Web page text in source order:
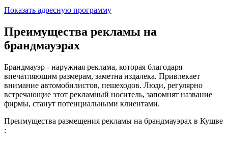
Показать адресную программу
Преимущества рекламы на
брандмауэрах
Брандмауэр - наружная реклама, которая благодаря
впечатляющим размерам, заметна издалека. Привлекает
внимание автомобилистов, пешеходов. Люди, регулярно
встречающие этот рекламный носитель, запомнят название
фирмы, станут потенциальными клиентами.
Преимущества размещения рекламы на брандмауэрах в Кушве
: